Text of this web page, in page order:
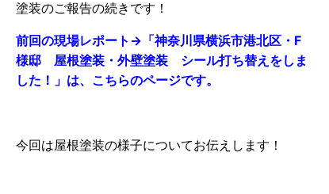
塗装のご報告の続きです！
前回の現場レポート→「神奈川県横浜市港北区・F
様邸 屋根塗装・外壁塗装 シール打ち替えをしま
した！」は、こちらのページです。
今回は屋根塗装の様子についてお伝えします！